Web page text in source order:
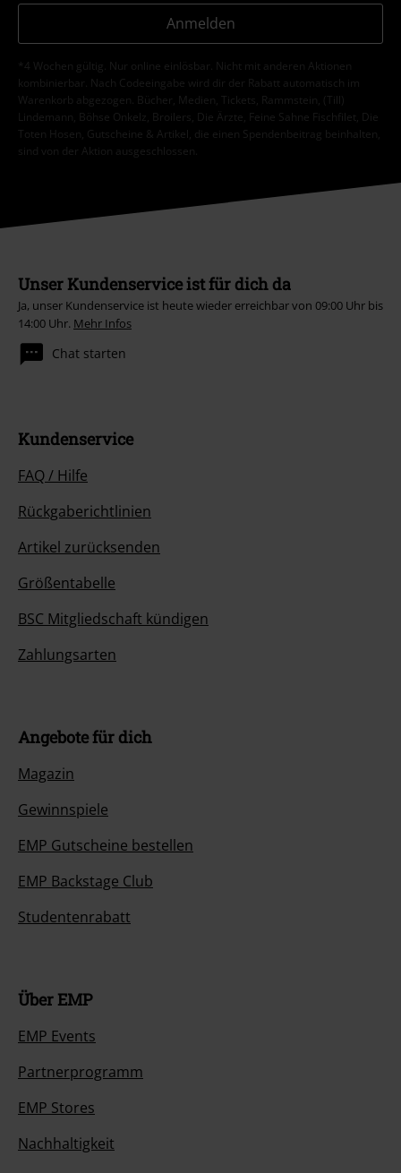
Anmelden
*4 Wochen gültig. Nur online einlösbar. Nicht mit anderen Aktionen
kombinierbar. Nach Codeeingabe wird dir der Rabatt automatisch im
Warenkorb abgezogen. Bücher, Medien, Tickets, Rammstein, (Till)
Lindemann, Böhse Onkelz, Broilers, Die Ärzte, Feine Sahne Fischfilet, Die
Toten Hosen, Gutscheine & Artikel, die einen Spendenbeitrag beinhalten,
sind von der Aktion ausgeschlossen.
Unser Kundenservice ist für dich da
Ja, unser Kundenservice ist heute wieder erreichbar von 09:00 Uhr bis
14:00 Uhr. Mehr Infos
Chat starten
Kundenservice
FAQ / Hilfe
Rückgaberichtlinien
Artikel zurücksenden
Größentabelle
BSC Mitgliedschaft kündigen
Zahlungsarten
Angebote für dich
Magazin
Gewinnspiele
EMP Gutscheine bestellen
EMP Backstage Club
Studentenrabatt
Über EMP
EMP Events
Partnerprogramm
EMP Stores
Nachhaltigkeit